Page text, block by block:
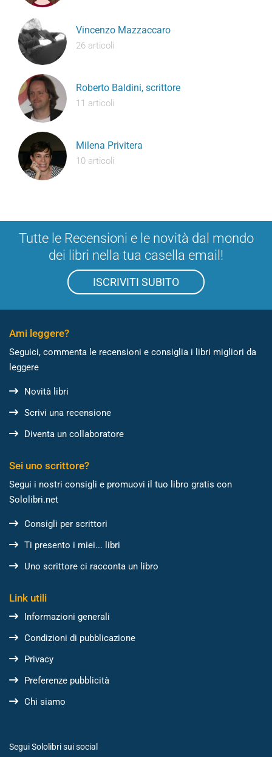
Vincenzo Mazzaccaro
26 articoli
Roberto Baldini, scrittore
11 articoli
Milena Privitera
10 articoli
Tutte le Recensioni e le novità dal mondo
dei libri nella tua casella email!
ISCRIVITI SUBITO
Ami leggere?
Seguici, commenta le recensioni e consiglia i libri migliori da
leggere
Novità libri
Scrivi una recensione
Diventa un collaboratore
Sei uno scrittore?
Segui i nostri consigli e promuovi il tuo libro gratis con
Sololibri.net
Consigli per scrittori
Ti presento i miei... libri
Uno scrittore ci racconta un libro
Link utili
Informazioni generali
Condizioni di pubblicazione
Privacy
Preferenze pubblicità
Chi siamo
Segui Sololibri sui social